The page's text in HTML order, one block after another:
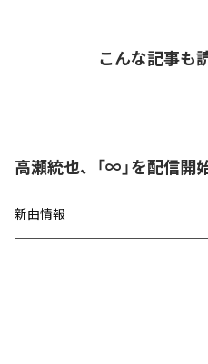
こんな記事も
高瀬統也、「∞」を配信開
新曲情報